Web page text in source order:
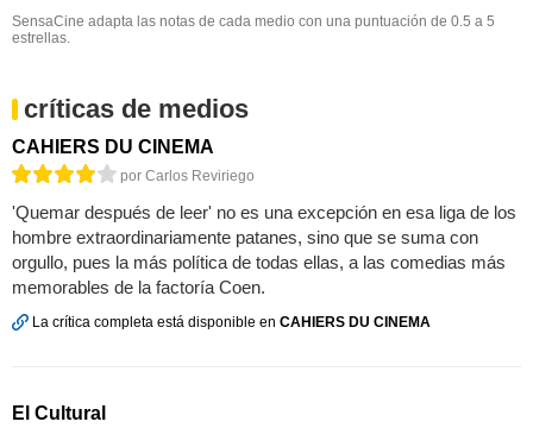
SensaCine adapta las notas de cada medio con una puntuación de 0.5 a 5
estrellas.
críticas de medios
CAHIERS DU CINEMA
por Carlos Reviriego
'Quemar después de leer' no es una excepción en esa liga de los
hombre extraordinariamente patanes, sino que se suma con
orgullo, pues la más política de todas ellas, a las comedias más
memorables de la factoría Coen.
La crítica completa está disponible en CAHIERS DU CINEMA
El Cultural